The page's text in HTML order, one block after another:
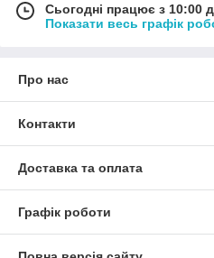
Сьогодні працює з 10:00
Показати весь графік
Про нас
Контакти
Доставка та оплата
Графік роботи